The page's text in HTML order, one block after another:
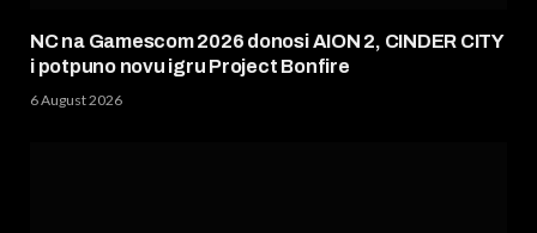
NC na Gamescom 2026 donosi AION 2, CINDER CITY
i potpuno novu igru Project Bonfire
6 August 2026